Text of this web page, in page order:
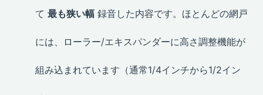
て 最も狭い幅 録音した内容です。ほとんどの網戸
には、ローラー/エキスパンダーに高さ調整機能が
組み込まれています（通常1/4インチから1/2イン